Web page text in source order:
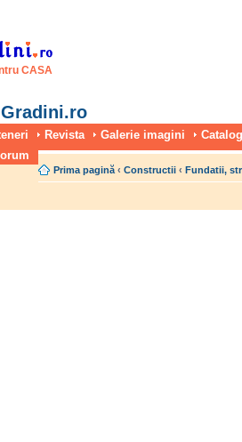
CASA
Revista Galerie imagini
Prima pagină ‹ Constructii ‹ Fundatii,